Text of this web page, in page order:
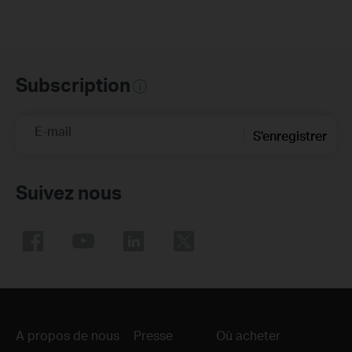
Subscription
E-mail S'enregistrer
Suivez nous
A propos de nous Presse Où acheter